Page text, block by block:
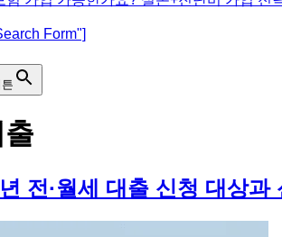
Form"]
전·월세 대출 신청 대상과